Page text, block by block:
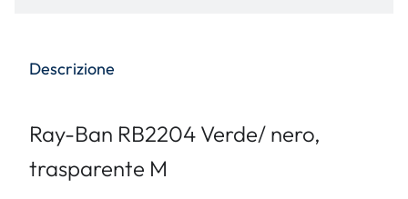
Descrizione
Ray-Ban RB2204 Verde/ nero,
trasparente M